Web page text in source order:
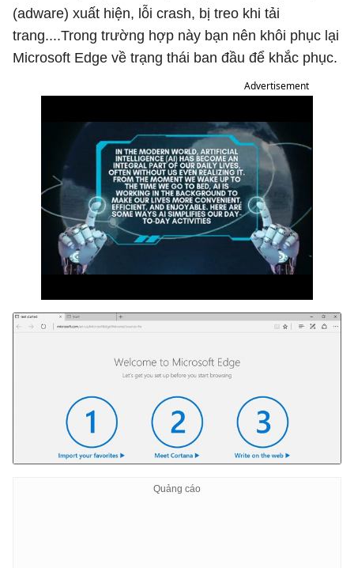
(adware) xuất hiện, lỗi crash, bị treo khi tải
trang....Trong trường hợp này bạn nên khôi phục lại
Microsoft Edge về trạng thái ban đầu để khắc phục.
Advertisement